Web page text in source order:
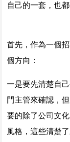
自己的一套，也
首先，作為一個
個方向：
一是要先清楚自
門主管來確認，
要的除了公司文
風格，這些清楚